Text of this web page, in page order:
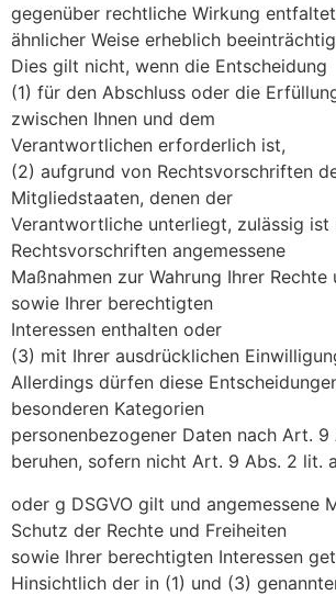
gegenüber rechtliche Wirkung
ähnlicher Weise erheblich
Dies gilt nicht, wenn die Entscheidung
(1) für den Abschluss oder die
zwischen Ihnen und dem
Verantwortlichen erforderlich ist,
(2) aufgrund von Rechtsvorschriften
Mitgliedstaaten, denen der
Verantwortliche unterliegt, zulässig ist
Rechtsvorschriften angemessene
Maßnahmen zur Wahrung Ihrer Rechte
sowie Ihrer berechtigten
Interessen enthalten oder
(3) mit Ihrer ausdrücklichen
Allerdings dürfen diese
besonderen Kategorien
personenbezogener Daten nach Art. 9
beruhen, sofern nicht Art. 9 Abs. 2 lit. a
oder g DSGVO gilt und angemessene
Schutz der Rechte und Freiheiten
sowie Ihrer berechtigten Interessen
Hinsichtlich der in (1) und (3)